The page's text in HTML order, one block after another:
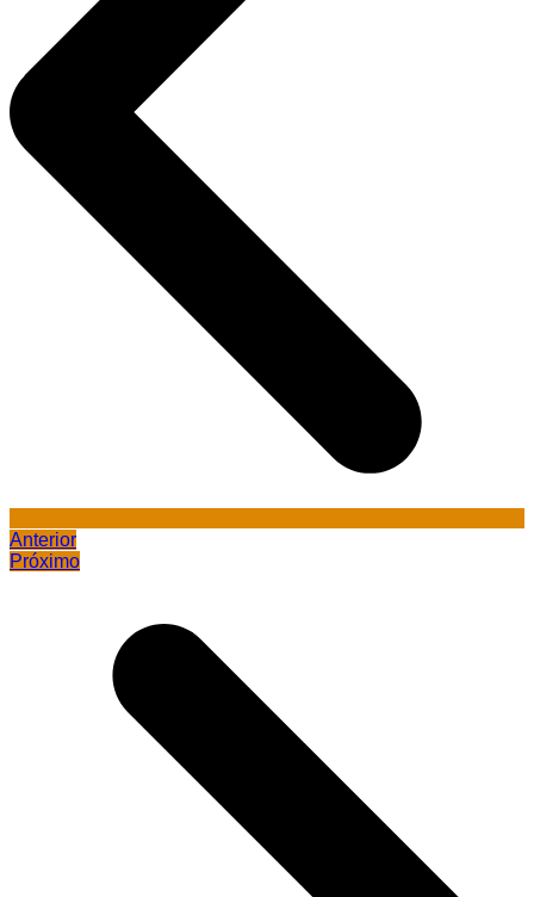
Anterior
Próximo